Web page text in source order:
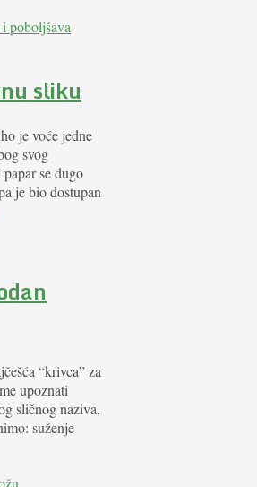
sliku
je voće jedne
svog
se dugo
je bio dostupan
“krivca” za
upoznati
sličnog naziva,
suženje